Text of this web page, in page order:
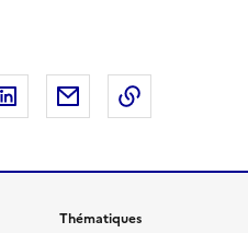
Facebook
sur X
Partager sur LinkedIn
Partager par email
Thématiques